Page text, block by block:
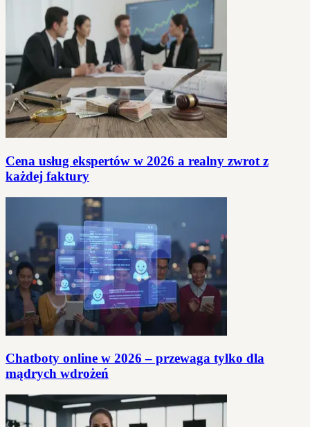
Cena usług ekspertów w 2026 a realny zwrot z
każdej faktury
Chatboty online w 2026 – przewaga tylko dla
mądrych wdrożeń